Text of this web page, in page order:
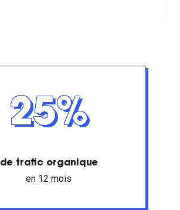
25%
de trafic organique
en 12 mois